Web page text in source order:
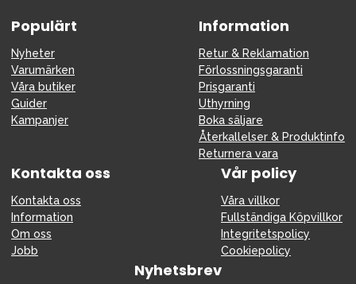
Populärt
Nyheter
Varumärken
Våra butiker
Guider
Kampanjer
Information
Retur & Reklamation
Förlossningsgaranti
Prisgaranti
Uthyrning
Boka säljare
Återkallelser & Produktinfo
Returnera vara
Kontakta oss
Kontakta oss
Information
Om oss
Jobb
Vår policy
Våra villkor
Fullständiga Köpvillkor
Integritetspolicy
Cookiepolicy
Nyhetsbrev